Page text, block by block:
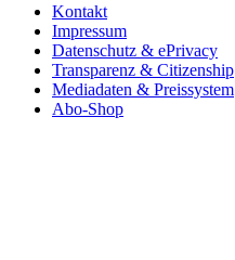
Kontakt
Impressum
Datenschutz & ePrivacy
Transparenz & Citizenship
Mediadaten & Preissystem
Abo-Shop